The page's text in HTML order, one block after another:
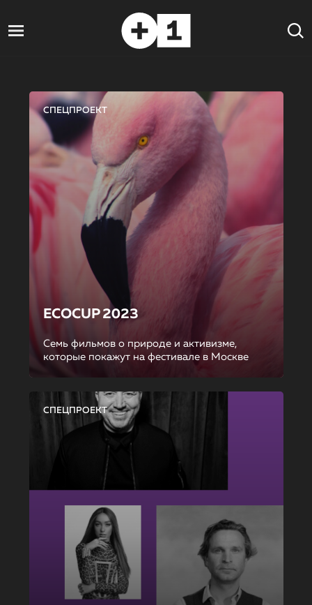
СПЕЦПРОЕКТ
ECOCUP 2023
Семь фильмов о природе и активизме,
которые покажут на фестивале в Москве
СПЕЦПРОЕКТ